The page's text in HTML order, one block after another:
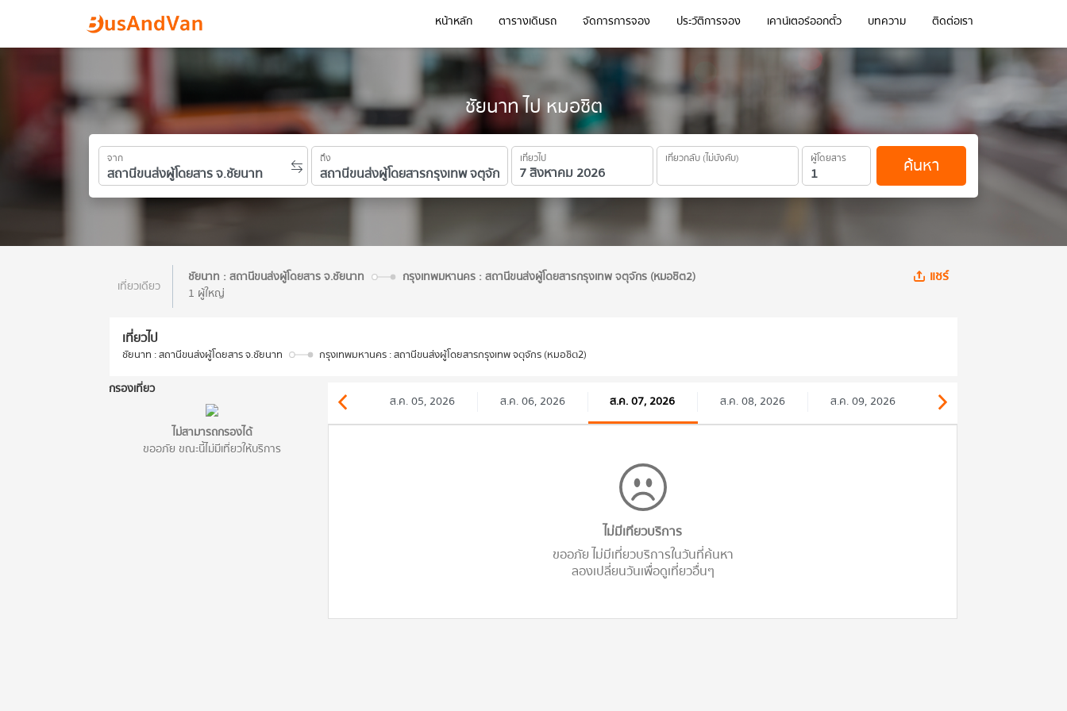
ชัยนาท ไป หมอชิต
จาก ถึง เที่ยวไป เที่ยวกลับ (ไม่บังคับ) ผู้โดยสาร ค้นหา
หน้าหลัก ตารางเดินรถ จัดการการจอง ประวัติการจอง เคาน์เตอร์ออกตั๋ว บทความ ติดต่อเรา
เที่ยวเดียว
ชัยนาท : สถานีขนส่งผู้โดยสาร จ.ชัยนาท
กรุงเทพมหานคร : สถานีขนส่งผู้โดยสารกรุงเทพ จตุจักร (หมอชิต2)
1 ผู้ใหญ่
แชร์
เที่ยวไป
ชัยนาท : สถานีขนส่งผู้โดยสาร จ.ชัยนาท กรุงเทพมหานคร : สถานีขนส่งผู้โดยสารกรุงเทพ จตุจักร (หมอชิต2)
กรองเที่ยว
ไม่สามารถกรองได้
ขออภัย ขณะนี้ไม่มีเที่ยวให้บริการ
ส.ค. 05, 2026 ส.ค. 06, 2026 ส.ค. 07, 2026 ส.ค. 08, 2026 ส.ค. 09, 2026
ไม่มีเทียวบริการ
ขออภัย ไม่มีเที่ยวบริการในวันที่ค้นหา
ลองเปลี่ยนวันเพื่อดูเที่ยวอื่นๆ